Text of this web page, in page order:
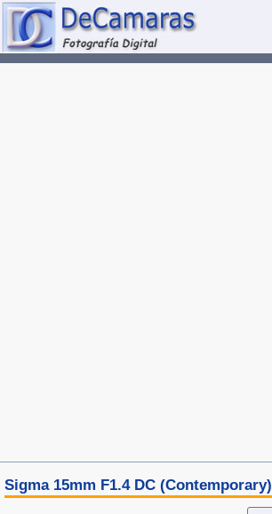
Sigma 15mm F1.4 DC (Contemporary)